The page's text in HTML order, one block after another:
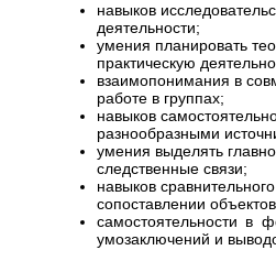
навыков
деятельности;
умения планировать
практическую
взаимопонимания в
работе в группах;
навыков
разнообразными
умения выделять
следственные связи;
навыков
сопоставлении
самостоятельности в
умозаключений и